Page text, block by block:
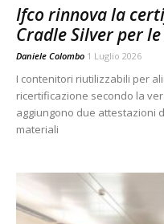
Ifco rinnova la
Cradle Silver per
Daniele Colombo 1 Luglio 2026
I contenitori riutilizzabili per
ricertificazione secondo la
aggiungono due attestazioni
materiali